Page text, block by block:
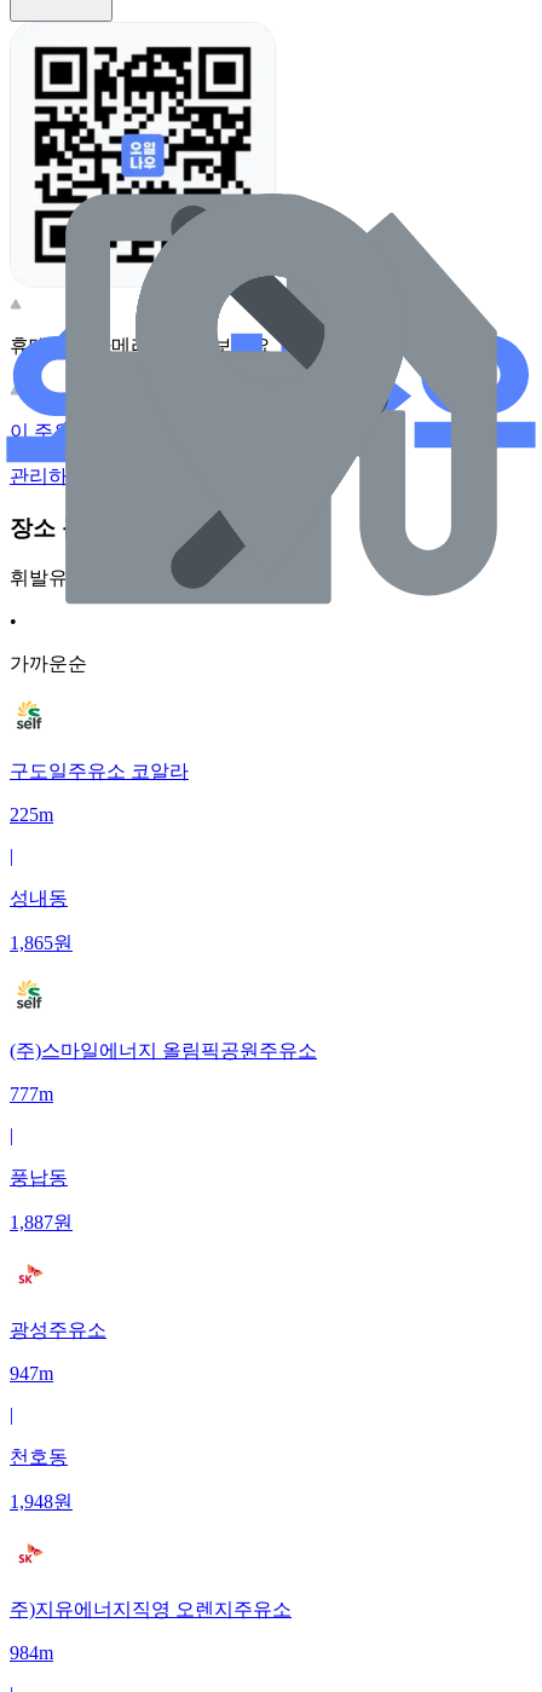
휴대전화 카메라로 찍어보세요
이 주유소의 사장님이신가요?
관리하기
장소 근처 주유소
휘발유
•
가까운순
구도일주유소 코알라
225m
|
성내동
1,865원
(주)스마일에너지 올림픽공원주유소
777m
|
풍납동
1,887원
광성주유소
947m
|
천호동
1,948원
주)지유에너지직영 오렌지주유소
984m